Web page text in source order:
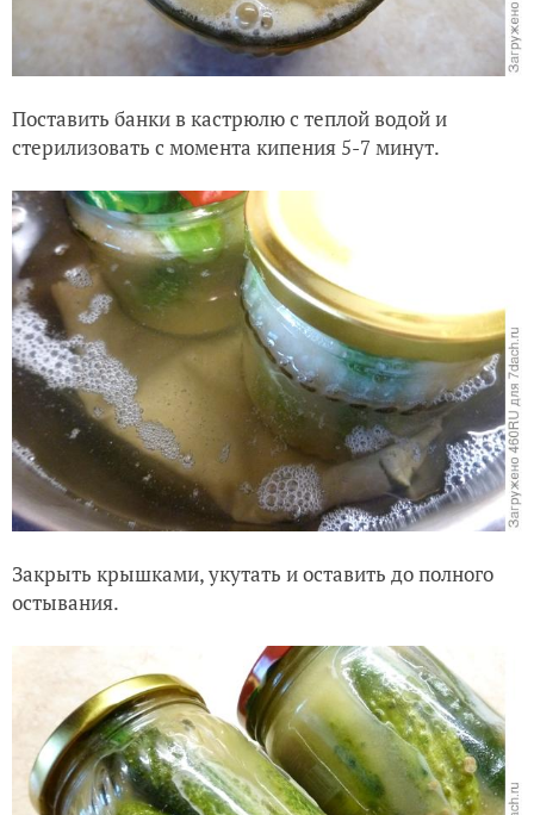
Поставить банки в кастрюлю с теплой водой и
стерилизовать с момента кипения 5-7 минут.
Закрыть крышками, укутать и оставить до полного
остывания.